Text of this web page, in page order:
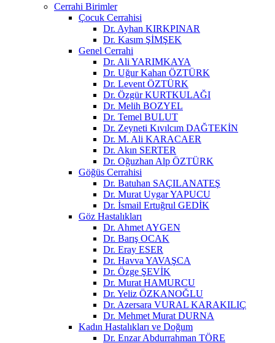
Cerrahi Birimler
Çocuk Cerrahisi
Dr. Ayhan KIRKPINAR
Dr. Kasım ŞİMŞEK
Genel Cerrahi
Dr. Ali YARIMKAYA
Dr. Uğur Kahan ÖZTÜRK
Dr. Levent ÖZTÜRK
Dr. Özgür KURTKULAĞI
Dr. Melih BOZYEL
Dr. Temel BULUT
Dr. Zeyneti Kıvılcım DAĞTEKİN
Dr. M. Ali KARACAER
Dr. Akın SERTER
Dr. Oğuzhan Alp ÖZTÜRK
Göğüs Cerrahisi
Dr. Batuhan SAÇILANATEŞ
Dr. Murat Uygar YAPUCU
Dr. İsmail Ertuğrul GEDİK
Göz Hastalıkları
Dr. Ahmet AYGEN
Dr. Barış OCAK
Dr. Eray ESER
Dr. Havva YAVAŞCA
Dr. Özge ŞEVİK
Dr. Murat HAMURCU
Dr. Yeliz ÖZKANOĞLU
Dr. Azersara VURAL KARAKILIÇ
Dr. Mehmet Murat DURNA
Kadın Hastalıkları ve Doğum
Dr. Enzar Abdurrahman TÖRE